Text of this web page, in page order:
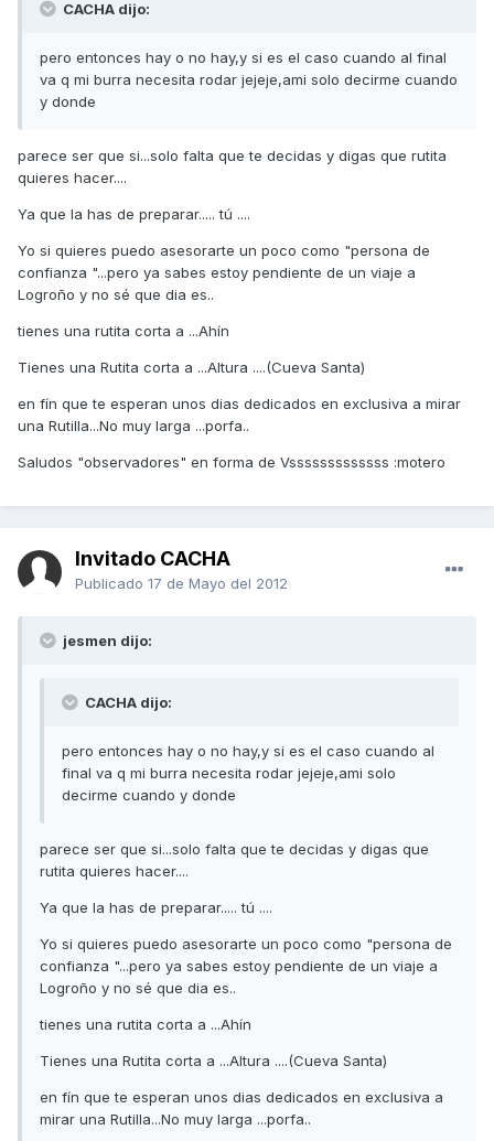
CACHA dijo:
pero entonces hay o no hay,y si es el caso cuando al final
va q mi burra necesita rodar jejeje,ami solo decirme cuando
y donde
parece ser que si...solo falta que te decidas y digas que rutita
quieres hacer....
Ya que la has de preparar..... tú ....
Yo si quieres puedo asesorarte un poco como "persona de
confianza "...pero ya sabes estoy pendiente de un viaje a
Logroño y no sé que dia es..
tienes una rutita corta a ...Ahín
Tienes una Rutita corta a ...Altura ....(Cueva Santa)
en fín que te esperan unos dias dedicados en exclusiva a mirar
una Rutilla...No muy larga ...porfa..
Saludos "observadores" en forma de Vsssssssssssss :motero
Invitado CACHA
Publicado 17 de Mayo del 2012
jesmen dijo:
CACHA dijo:
pero entonces hay o no hay,y si es el caso cuando al
final va q mi burra necesita rodar jejeje,ami solo
decirme cuando y donde
parece ser que si...solo falta que te decidas y digas que
rutita quieres hacer....
Ya que la has de preparar..... tú ....
Yo si quieres puedo asesorarte un poco como "persona de
confianza "...pero ya sabes estoy pendiente de un viaje a
Logroño y no sé que dia es..
tienes una rutita corta a ...Ahín
Tienes una Rutita corta a ...Altura ....(Cueva Santa)
en fín que te esperan unos dias dedicados en exclusiva a
mirar una Rutilla...No muy larga ...porfa..